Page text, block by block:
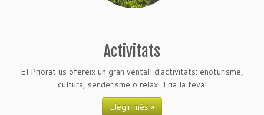
Activitats
El Priorat us ofereix un gran ventall d'activitats: enoturisme,
cultura, senderisme o relax. Tria la teva!
Llegir més »